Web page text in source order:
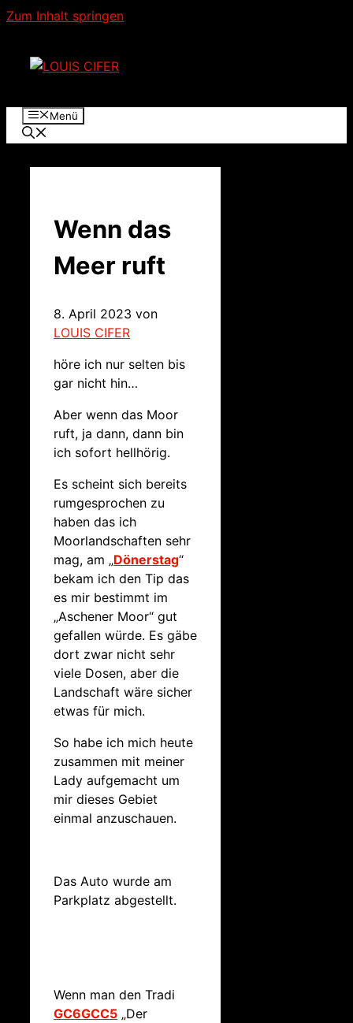
Zum Inhalt springen
Menü
Wenn das
Meer ruft
8. April 2023 von
LOUIS CIFER
höre ich nur selten bis
gar nicht hin…
Aber wenn das Moor
ruft, ja dann, dann bin
ich sofort hellhörig.
Es scheint sich bereits
rumgesprochen zu
haben das ich
Moorlandschaften sehr
mag, am „Dönerstag“
bekam ich den Tip das
es mir bestimmt im
„Aschener Moor“ gut
gefallen würde. Es gäbe
dort zwar nicht sehr
viele Dosen, aber die
Landschaft wäre sicher
etwas für mich.
So habe ich mich heute
zusammen mit meiner
Lady aufgemacht um
mir dieses Gebiet
einmal anzuschauen.
Das Auto wurde am
Parkplatz abgestellt.
Wenn man den Tradi
GC6GCC5 „Der